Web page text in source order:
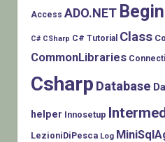
Access ADO.NET
C# CSharp C# Tutorial Class
CommonLibraries
Csharp Database
helper Innosetup
LezioniDiPesca Log